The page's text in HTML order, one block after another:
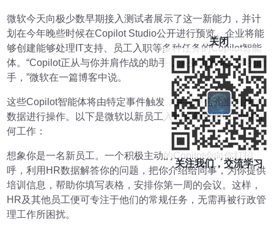
微软今天向极少数早期接入测试者展示了这一新能力，并计
划在今年晚些时候在Copilot Studio公开进行预览。企业将能
够创建能够处理IT支持、员工入职等多种任务的Copilot智能
体。“Copilot正从与你并肩作战的助手，演变为为你工作的助
手，”微软在一篇博客中说。
这些Copilot智能体将由特定事件触发，并将结合企业自身的
数据进行操作。以下是微软以新员工入职举例说明Copilot如
何工作：
想象你是一名新员工。一个积极主动的Copilot会向你打招
呼，利用HR数据解答你的问题，把你介绍给同事，为你提供
培训信息，帮助你填写表格，安排你第一周的会议。这样，
HR及其他员工便可专注于他们的常规任务，无需再被行政管
理工作所困扰。
关闭
关注我们，交流学习